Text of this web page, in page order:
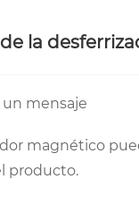
la
un mensaje
magnético
producto.